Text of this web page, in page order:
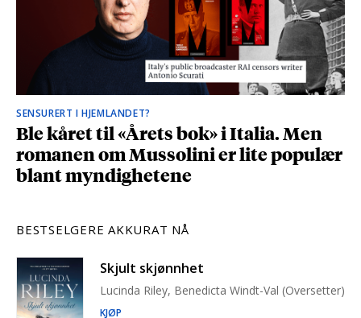
SENSURERT I HJEMLANDET?
Ble kåret til «Årets bok» i Italia. Men
romanen om Mussolini er lite populær
blant myndighetene
BESTSELGERE AKKURAT NÅ
Skjult skjønnhet
Lucinda Riley, Benedicta Windt-Val (Oversetter)
KJØP